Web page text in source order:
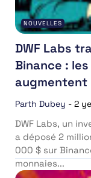
NOUVELLES
DWF Labs
Binance :
augmentent
Parth Dubey - 2
DWF Labs, un
a déposé 2
000 $ sur
monnaies...